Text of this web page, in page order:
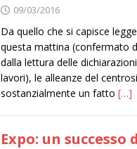
09/03/2016
Da quello che si capisce
questa mattina (confermato
dalla lettura delle
lavori), le alleanze del
sostanzialmente un fatto […]
Expo: un